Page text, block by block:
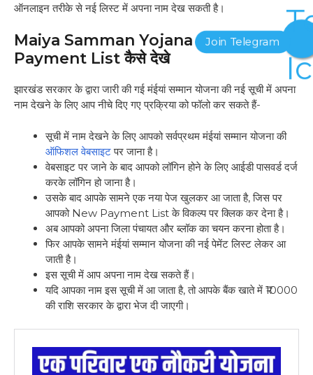
ऑनलाइन तरीके से नई लिस्ट में अपना नाम देख सकती है।
Maiya Samman Yojana New
Payment List कैसे देखे
झारखंड सरकार के द्वारा जारी की गई मंईयां सम्मान योजना की नई सूची में अपना
नाम देखने के लिए आप नीचे दिए गए प्रक्रिया को फॉलो कर सकते हैं-
सूची में नाम देखने के लिए आपको सर्वप्रथम मंईयां सम्मान योजना की
ऑफिशल वेबसाइटपर जाना है।
वेबसाइट पर जाने के बाद आपको लॉगिन होने के लिए आईडी पासवर्ड दर्ज
करके लॉगिन हो जाना है।
उसके बाद आपके सामने एक नया पेज खुलकर आ जाता है, जिस पर
आपको New Payment List के विकल्प पर क्लिक कर देना है।
अब आपको अपना जिला पंचायत और ब्लॉक का चयन करना होता है।
फिर आपके सामने मंईयां सम्मान योजना की नई पेमेंट लिस्ट लेकर आ
जाती है।
इस सूची में आप अपना नाम देख सकते हैं।
यदि आपका नाम इस सूची में आ जाता है, तो आपके बैंक खाते में ₹10000
की राशि सरकार के द्वारा भेज दी जाएगी।